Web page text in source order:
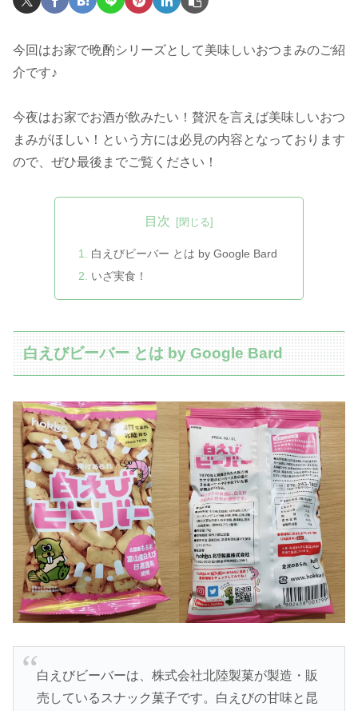
今回はお家で晩酌シリーズとして美味しいおつまみのご紹
介です♪
今夜はお家でお酒が飲みたい！贅沢を言えば美味しいおつ
まみがほしい！という方には必見の内容となっております
ので、ぜひ最後までご覧ください！
目次
白えびビーバー とは by Google Bard
いざ実食！
白えびビーバー とは by Google Bard
白えびビーバーは、株式会社北陸製菓が製造・販
売しているスナック菓子です。白えびの甘味と昆